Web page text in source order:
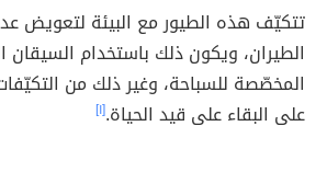
تتكيّف هذه الطيور مع البيئة لتعويض
الطيران، ويكون ذلك باستخدام السيقان
المخصّصة للسباحة، وغير ذلك من
على البقاء على قيد الحياة.[١]